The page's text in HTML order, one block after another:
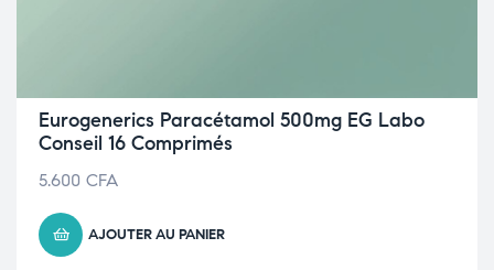
Eurogenerics Paracétamol 500mg EG Labo
Conseil 16 Comprimés
5.600 CFA
AJOUTER AU PANIER